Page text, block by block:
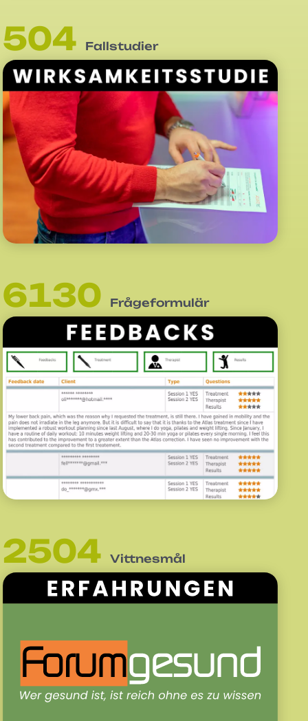
504 Fallstudier
6135 Frågeformulär
2506 Vittnesmål